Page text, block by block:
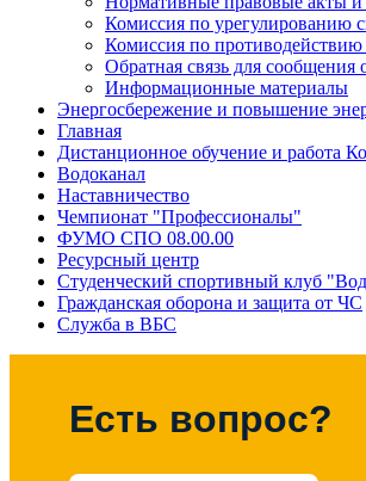
Комиссия по урегулированию
Комиссия по
Обратная связь для сообщения
Информационные материалы
Энергосбережение и повышение
Главная
Дистанционное обучение и работа
Водоканал
Наставничество
Чемпионат "Профессионалы"
ФУМО СПО 08.00.00
Ресурсный центр
Студенческий спортивный клуб
Гражданская оборона и защита от ЧС
Служба в ВБС
Есть вопрос?